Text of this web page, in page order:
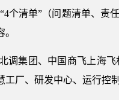
个清单”（问题清单、
调集团、中国商飞上海
厂、研发中心、运行控